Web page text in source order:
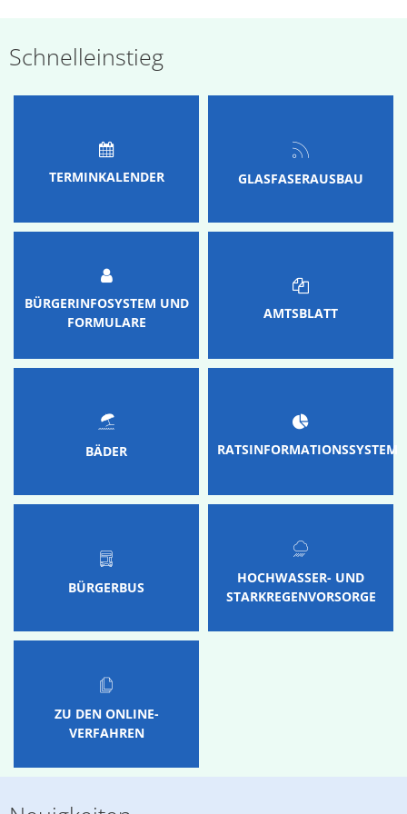
Burgalben
Schnelleinstieg
TERMINKALENDER GLASFASERAUSBAU
BÜRGERINFOSYSTEM UND
FORMULARE
AMTSBLATT
BÄDER RATSINFORMATIONSSYSTEM
BÜRGERBUS
HOCHWASSER- UND
STARKREGENVORSORGE
ZU DEN ONLINE-
VERFAHREN